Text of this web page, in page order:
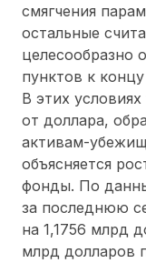
смягчения
остальные
целесообразно
пунктов к
В этих
от доллара,
активам-
объясняется
фонды. По
за последнюю
на 1,1756 млрд
млрд долларов